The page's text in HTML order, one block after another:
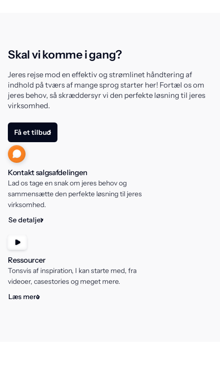
Skal vi komme i gang?
Jeres rejse mod en effektiv og strømlinet håndtering af
indhold på tværs af mange sprog starter her! Fortæl os om
jeres behov, så skræddersyr vi den perfekte løsning til jeres
virksomhed.
Få et tilbud
Kontakt salgsafdelingen
Lad os tage en snak om jeres behov og
sammensætte den perfekte løsning til jeres
virksomhed.
Se detaljer
Ressourcer
Tonsvis af inspiration, I kan starte med, fra
videoer, casestories og meget mere.
Læs mere